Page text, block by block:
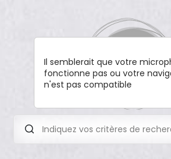
Il semblerait que votre
fonctionne pas ou votre
n'est pas compatible